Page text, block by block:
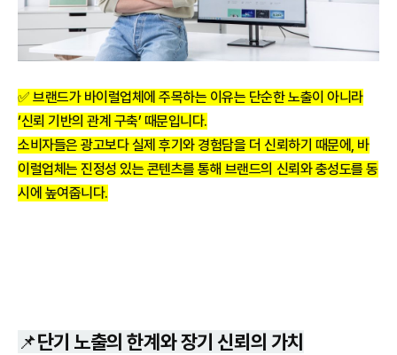
✅ 브랜드가 바이럴업체에 주목하는 이유는 단순한 노출이 아니라
‘신뢰 기반의 관계 구축’ 때문입니다.
소비자들은 광고보다 실제 후기와 경험담을 더 신뢰하기 때문에, 바
이럴업체는 진정성 있는 콘텐츠를 통해 브랜드의 신뢰와 충성도를 동
시에 높여줍니다.
📌단기 노출의 한계와 장기 신뢰의 가치